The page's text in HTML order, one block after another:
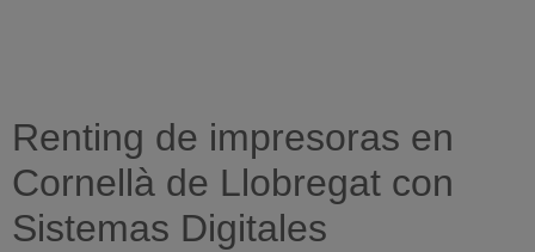
Renting de impresoras en
Cornellà de Llobregat con
Sistemas Digitales